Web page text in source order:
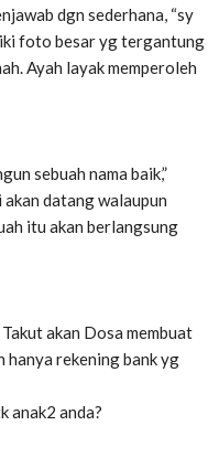
dgn sederhana, “sy
foto besar yg tergantung
Ayah layak memperoleh
sebuah nama baik,”
datang walaupun
itu akan berlangsung
akan Dosa membuat
hanya rekening bank yg
anak2 anda?